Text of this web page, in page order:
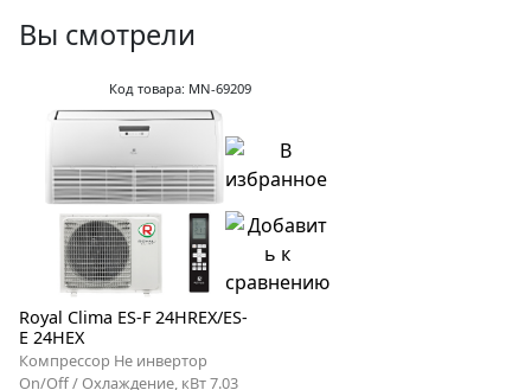
Вы смотрели
Код товара: MN-69209
Royal Clima ES-F 24HREX/ES-
E 24HEX
Компрессор Не инвертор
On/Off / Охлаждение, кВт 7.03